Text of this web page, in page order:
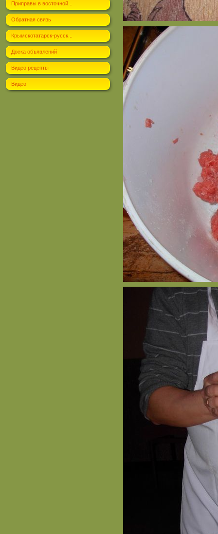
Приправы в восточной...
Обратная связь
Крымскотатарск-русск...
Доска объявлений
Видео рецепты
Видео